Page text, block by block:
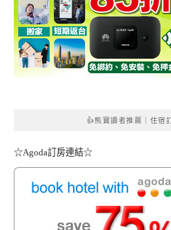
👍熊寶讀者推薦｜住宿
☆Agoda訂房連結☆